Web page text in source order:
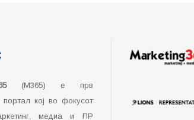
(М365) е прв
портал кој во фокусот
медиа и ПР